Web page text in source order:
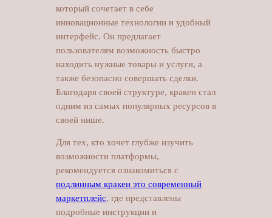
который сочетает в себе
инновационные технологии и удобный
интерфейс. Он предлагает
пользователям возможность быстро
находить нужные товары и услуги, а
также безопасно совершать сделки.
Благодаря своей структуре, кракен стал
одним из самых популярных ресурсов в
своей нише.
Для тех, кто хочет глубже изучить
возможности платформы,
рекомендуется ознакомиться с
подлинным кракен это современный
маркетплейс, где представлены
подробные инструкции и